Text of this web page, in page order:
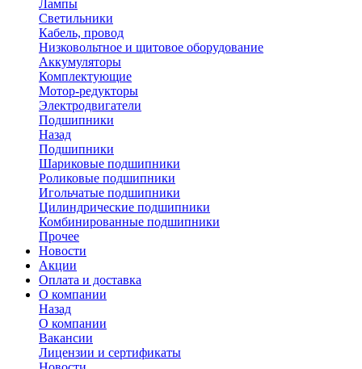
Лампы
Светильники
Кабель, провод
Низковольтное и щитовое оборудование
Аккумуляторы
Комплектующие
Мотор-редукторы
Электродвигатели
Подшипники
Назад
Подшипники
Шариковые подшипники
Роликовые подшипники
Игольчатые подшипники
Цилиндрические подшипники
Комбинированные подшипники
Прочее
Новости
Акции
Оплата и доставка
О компании
Назад
О компании
Вакансии
Лицензии и сертификаты